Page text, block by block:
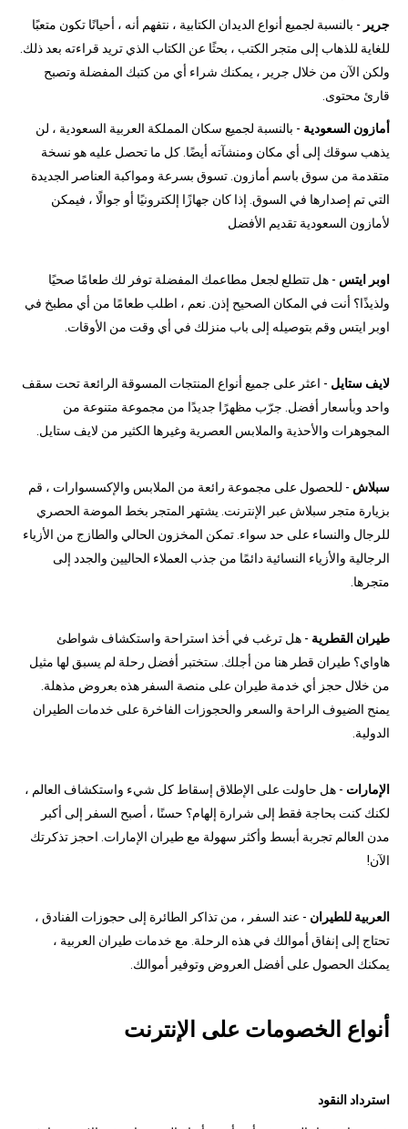
جرير - بالنسبة لجميع أنواع الديدان الكتابية ، نتفهم أنه ، أحيانًا تكون متعبًا
للغاية للذهاب إلى متجر الكتب ، بحثًا عن الكتاب الذي تريد قراءته بعد ذلك.
ولكن الآن من خلال جرير ، يمكنك شراء أي من كتبك المفضلة وتصبح
قارئ محتوى.
أمازون السعودية - بالنسبة لجميع سكان المملكة العربية السعودية ، لن
يذهب سوقك إلى أي مكان ومنشآته أيضًا. كل ما تحصل عليه هو نسخة
متقدمة من سوق باسم أمازون. تسوق بسرعة ومواكبة العناصر الجديدة
التي تم إصدارها في السوق. إذا كان جهازًا إلكترونيًا أو جوالًا ، فيمكن
لأمازون السعودية تقديم الأفضل
اوبر ايتس - هل تتطلع لجعل مطاعمك المفضلة توفر لك طعامًا صحيًا
ولذيذًا؟ أنت في المكان الصحيح إذن. نعم ، اطلب طعامًا من أي مطبخ في
اوبر ايتس وقم بتوصيله إلى باب منزلك في أي وقت من الأوقات.
لايف ستايل - اعثر على جميع أنواع المنتجات المسوقة الرائعة تحت سقف
واحد وبأسعار أفضل. جرّب مظهرًا جديدًا من مجموعة متنوعة من
المجوهرات والأحذية والملابس العصرية وغيرها الكثير من لايف ستايل.
سبلاش - للحصول على مجموعة رائعة من الملابس والإكسسوارات ، قم
بزيارة متجر سبلاش عبر الإنترنت. يشتهر المتجر بخط الموضة الحصري
للرجال والنساء على حد سواء. تمكن المخزون الحالي والطازج من الأزياء
الرجالية والأزياء النسائية دائمًا من جذب العملاء الحاليين والجدد إلى
متجرها.
طيران القطرية - هل ترغب في أخذ استراحة واستكشاف شواطئ
هاواي؟ طيران قطر هنا من أجلك. ستختبر أفضل رحلة لم يسبق لها مثيل
من خلال حجز أي خدمة طيران على منصة السفر هذه بعروض مذهلة.
يمنح الضيوف الراحة والسعر والحجوزات الفاخرة على خدمات الطيران
الدولية.
الإمارات - هل حاولت على الإطلاق إسقاط كل شيء واستكشاف العالم ،
لكنك كنت بحاجة فقط إلى شرارة إلهام؟ حسنًا ، أصبح السفر إلى أكبر
مدن العالم تجربة أبسط وأكثر سهولة مع طيران الإمارات. احجز تذكرتك
الآن!
العربية للطيران - عند السفر ، من تذاكر الطائرة إلى حجوزات الفنادق ،
تحتاج إلى إنفاق أموالك في هذه الرحلة. مع خدمات طيران العربية ،
يمكنك الحصول على أفضل العروض وتوفير أموالك.
أنواع الخصومات على الإنترنت
استرداد النقود